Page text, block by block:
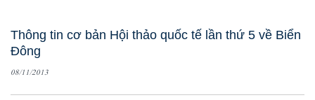
Thông tin cơ bản Hội thảo quốc tế lần thứ 5 về Biển
Đông
08/11/2013